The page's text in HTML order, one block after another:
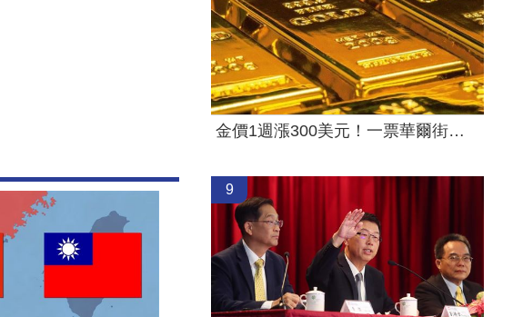
金價1週漲300美元！一票華爾街分析師看多
9